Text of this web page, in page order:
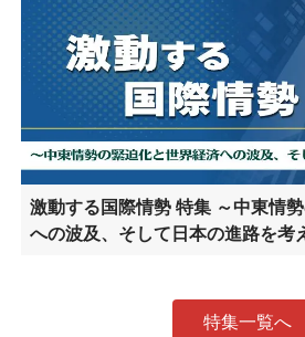
激動する国際情勢 特集 ～中東情
への波及、そして日本の進路を考
特集一覧へ